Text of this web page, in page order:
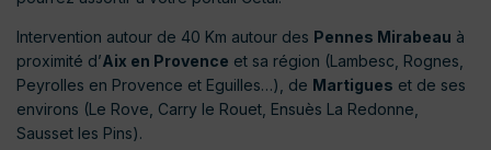
Intervention autour de 40 Km autour des Pennes Mirabeau à
proximité d’Aix en Provence et sa région (Lambesc, Rognes,
Peyrolles en Provence et Eguilles…), de Martigues et de ses
environs (Le Rove, Carry le Rouet, Ensuès La Redonne,
Sausset les Pins).